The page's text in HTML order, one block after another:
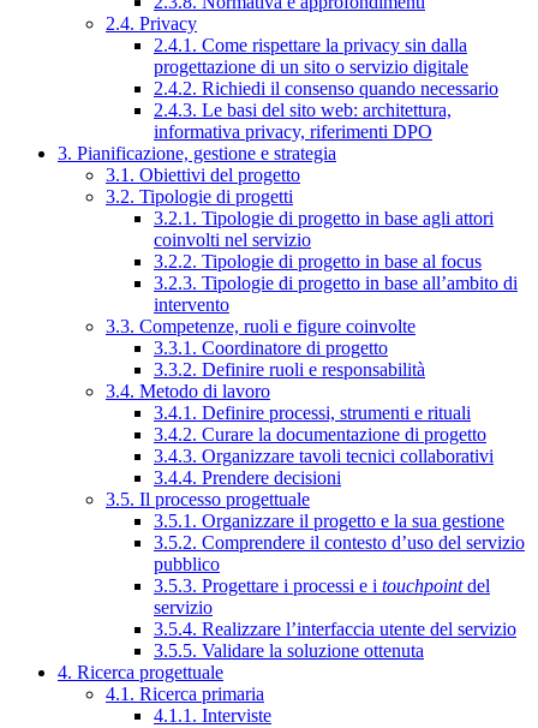
2.4. Privacy
2.4.1. Come rispettare la privacy sin dalla
progettazione di un sito o servizio digitale
2.4.2. Richiedi il consenso quando necessario
2.4.3. Le basi del sito web: architettura,
informativa privacy, riferimenti DPO
3. Pianificazione, gestione e strategia
3.1. Obiettivi del progetto
3.2. Tipologie di progetti
3.2.1. Tipologie di progetto in base agli attori
coinvolti nel servizio
3.2.2. Tipologie di progetto in base al focus
3.2.3. Tipologie di progetto in base all’ambito di
intervento
3.3. Competenze, ruoli e figure coinvolte
3.3.1. Coordinatore di progetto
3.3.2. Definire ruoli e responsabilità
3.4. Metodo di lavoro
3.4.1. Definire processi, strumenti e rituali
3.4.2. Curare la documentazione di progetto
3.4.3. Organizzare tavoli tecnici collaborativi
3.4.4. Prendere decisioni
3.5. Il processo progettuale
3.5.1. Organizzare il progetto e la sua gestione
3.5.2. Comprendere il contesto d’uso del servizio
pubblico
3.5.3. Progettare i processi e i touchpointdel
servizio
3.5.4. Realizzare l’interfaccia utente del servizio
3.5.5. Validare la soluzione ottenuta
4. Ricerca progettuale
4.1. Ricerca primaria
4.1.1. Interviste